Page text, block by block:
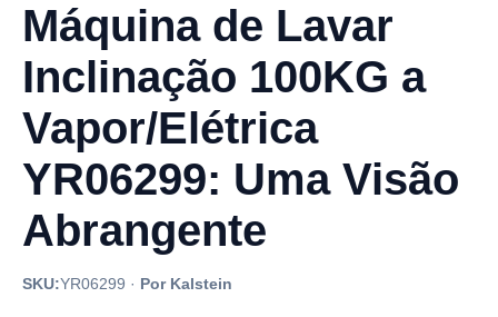
Máquina de Lavar
Inclinação 100KG a
Vapor/Elétrica
YR06299: Uma Visão
Abrangente
SKU:YR06299 · Por Kalstein